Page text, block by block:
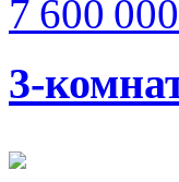
7 600
3-